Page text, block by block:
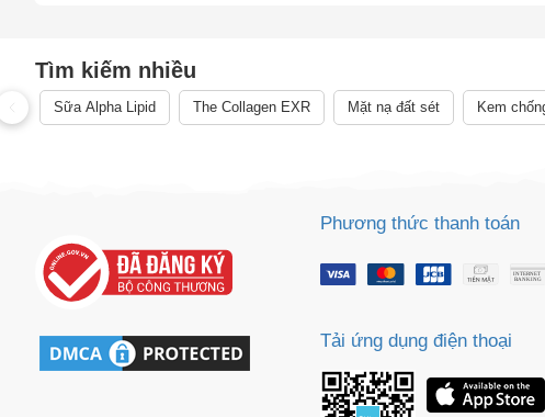
Tìm kiếm nhiều
Sữa Alpha Lipid The Collagen EXR Mặt nạ đất sét Kem
Phương thức thanh toán
Tải ứng dụng điện thoại